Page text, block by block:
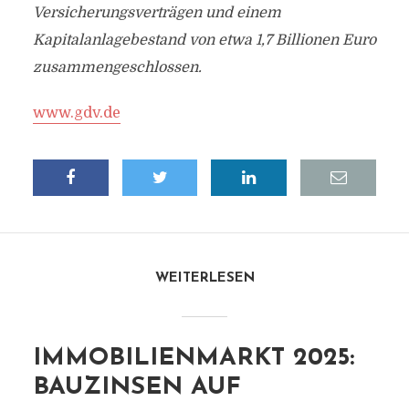
Versicherungsverträgen und einem
Kapitalanlagebestand von etwa 1,7 Billionen Euro
zusammengeschlossen.
www.gdv.de
WEITERLESEN
IMMOBILIENMARKT 2025:
BAUZINSEN AUF